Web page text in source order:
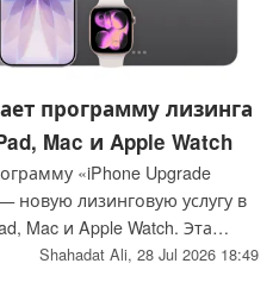
программу лизинга
Mac и Apple Watch
«iPhone Upgrade
новую лизинговую услугу в
Mac и Apple Watch. Эта
поддержке Klarna,
Shahadat Ali, 28 Jul 2026 18:49